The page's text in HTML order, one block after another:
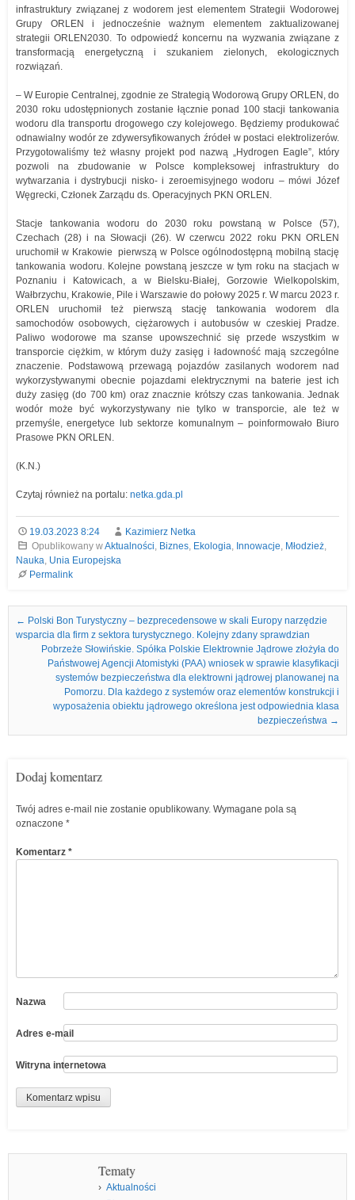
infrastruktury związanej z wodorem jest elementem Strategii Wodorowej
Grupy ORLEN i jednocześnie ważnym elementem zaktualizowanej
strategii ORLEN2030. To odpowiedź koncernu na wyzwania związane z
transformacją energetyczną i szukaniem zielonych, ekologicznych
rozwiązań.
– W Europie Centralnej, zgodnie ze Strategią Wodorową Grupy ORLEN, do
2030 roku udostępnionych zostanie łącznie ponad 100 stacji tankowania
wodoru dla transportu drogowego czy kolejowego. Będziemy produkować
odnawialny wodór ze zdywersyfikowanych źródeł w postaci elektrolizerów.
Przygotowaliśmy też własny projekt pod nazwą „Hydrogen Eagle”, który
pozwoli na zbudowanie w Polsce kompleksowej infrastruktury do
wytwarzania i dystrybucji nisko- i zeroemisyjnego wodoru – mówi Józef
Węgrecki, Członek Zarządu ds. Operacyjnych PKN ORLEN.
Stacje tankowania wodoru do 2030 roku powstaną w Polsce (57),
Czechach (28) i na Słowacji (26). W czerwcu 2022 roku PKN ORLEN
uruchomił w Krakowie pierwszą w Polsce ogólnodostępną mobilną stację
tankowania wodoru. Kolejne powstaną jeszcze w tym roku na stacjach w
Poznaniu i Katowicach, a w Bielsku-Białej, Gorzowie Wielkopolskim,
Wałbrzychu, Krakowie, Pile i Warszawie do połowy 2025 r. W marcu 2023 r.
ORLEN uruchomił też pierwszą stację tankowania wodorem dla
samochodów osobowych, ciężarowych i autobusów w czeskiej Pradze.
Paliwo wodorowe ma szanse upowszechnić się przede wszystkim w
transporcie ciężkim, w którym duży zasięg i ładowność mają szczególne
znaczenie. Podstawową przewagą pojazdów zasilanych wodorem nad
wykorzystywanymi obecnie pojazdami elektrycznymi na baterie jest ich
duży zasięg (do 700 km) oraz znacznie krótszy czas tankowania. Jednak
wodór może być wykorzystywany nie tylko w transporcie, ale też w
przemyśle, energetyce lub sektorze komunalnym – poinformowało Biuro
Prasowe PKN ORLEN.
(K.N.)
Czytaj również na portalu: netka.gda.pl
19.03.2023 8:24
Kazimierz Netka
Opublikowany wAktualności, Biznes, Ekologia, Innowacje, Młodzież,
Nauka, Unia Europejska
Permalink
Nawigacja we wpisach
← Polski Bon Turystyczny – bezprecedensowe w skali Europy narzędzie
wsparcia dla firm z sektora turystycznego. Kolejny zdany sprawdzian
Pobrzeże Słowińskie. Spółka Polskie Elektrownie Jądrowe złożyła do
Państwowej Agencji Atomistyki (PAA) wniosek w sprawie klasyfikacji
systemów bezpieczeństwa dla elektrowni jądrowej planowanej na
Pomorzu. Dla każdego z systemów oraz elementów konstrukcji i
wyposażenia obiektu jądrowego określona jest odpowiednia klasa
bezpieczeństwa →
Dodaj komentarz
Twój adres e-mail nie zostanie opublikowany. Wymagane pola są
oznaczone *
Komentarz *
Nazwa
Adres e-mail
Witryna internetowa
Tematy
Aktualności